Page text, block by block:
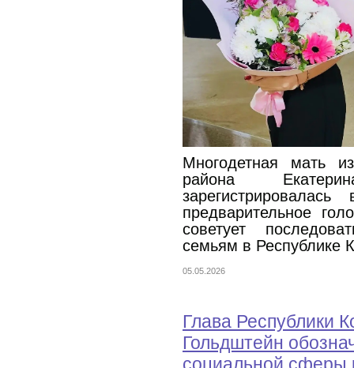
Многодетная мать
района
предварительное
советует
семьям в Республике
05.05.2026
Глава Республики
Гольдштейн